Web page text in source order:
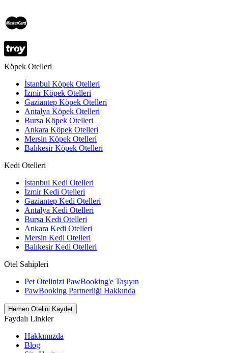
Köpek Otelleri
İstanbul Köpek Otelleri
İzmir Köpek Otelleri
Gaziantep Köpek Otelleri
Antalya Köpek Otelleri
Bursa Köpek Otelleri
Ankara Köpek Otelleri
Mersin Köpek Otelleri
Balıkesir Köpek Otelleri
Kedi Otelleri
İstanbul Kedi Otelleri
İzmir Kedi Otelleri
Gaziantep Kedi Otelleri
Antalya Kedi Otelleri
Bursa Kedi Otelleri
Ankara Kedi Otelleri
Mersin Kedi Otelleri
Balıkesir Kedi Otelleri
Otel Sahipleri
Pet Otelinizi PawBooking'e Taşıyın
PawBooking Partnerliği Hakkında
Hemen Otelini Kaydet
Faydalı Linkler
Hakkımızda
Blog